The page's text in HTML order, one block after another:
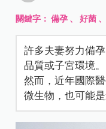
關鍵字：備孕 、好菌
許多夫妻努力備
品質或子宮環境。
然而，近年國際
微生物，也可能